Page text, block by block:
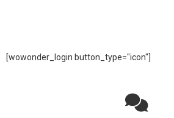
[wowonder_login button_type="icon"]